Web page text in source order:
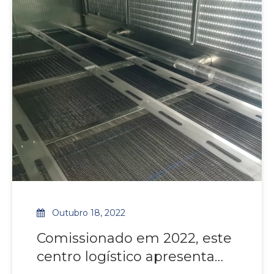
habilidade.
nossos refrigeradores de ar apresentam
construção robusta e multi-de
Outubro 18, 2022
Comissionado em 2022, este
centro logístico apresenta